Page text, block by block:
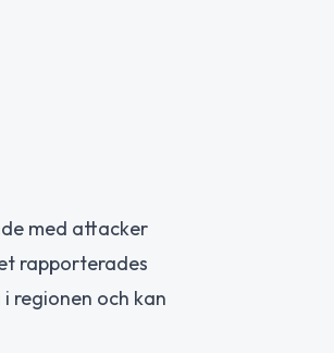
med attacker
rapporterades
regionen och kan